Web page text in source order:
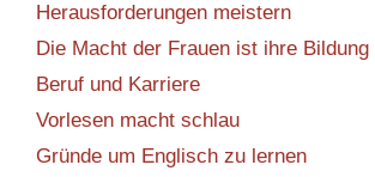
Herausforderungen meistern
Die Macht der Frauen ist ihre Bildung
Beruf und Karriere
Vorlesen macht schlau
Gründe um Englisch zu lernen